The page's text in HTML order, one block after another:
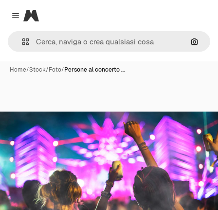
Close menu
Magnific
Cerca
Home/Stock/Foto/Persone al concerto …